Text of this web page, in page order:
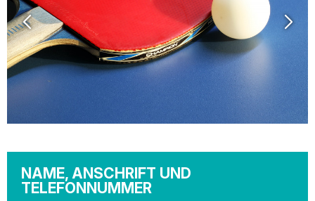
NAME, ANSCHRIFT UND
TELEFONNUMMER